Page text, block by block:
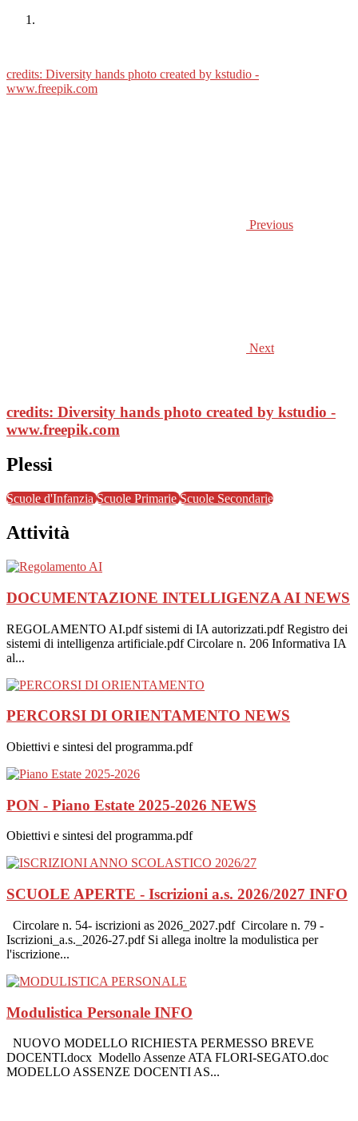
credits: Diversity hands photo created by kstudio -
www.freepik.com
Previous
Next
credits: Diversity hands photo created by kstudio -
www.freepik.com
Plessi
Scuole d'InfanziaScuole PrimarieScuole Secondarie
Attività
DOCUMENTAZIONE INTELLIGENZA AI NEWS
REGOLAMENTO AI.pdf sistemi di IA autorizzati.pdf Registro dei
sistemi di intelligenza artificiale.pdf Circolare n. 206 Informativa IA
al...
PERCORSI DI ORIENTAMENTO NEWS
Obiettivi e sintesi del programma.pdf
PON - Piano Estate 2025-2026 NEWS
Obiettivi e sintesi del programma.pdf
SCUOLE APERTE - Iscrizioni a.s. 2026/2027 INFO
Circolare n. 54- iscrizioni as 2026_2027.pdf Circolare n. 79 -
Iscrizioni_a.s._2026-27.pdf Si allega inoltre la modulistica per
l'iscrizione...
Modulistica Personale INFO
NUOVO MODELLO RICHIESTA PERMESSO BREVE
DOCENTI.docx Modello Assenze ATA FLORI-SEGATO.doc
MODELLO ASSENZE DOCENTI AS...